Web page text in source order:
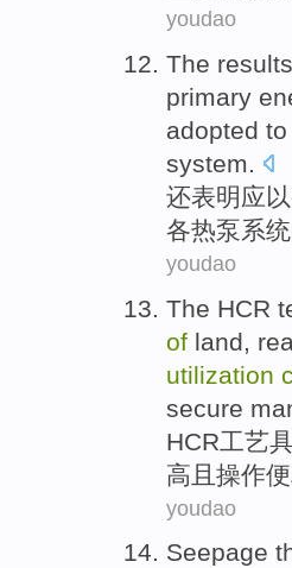
youdao
The results
primary
adopted to
system.
还表明应以
各热泵系统
youdao
The HCR
of land,
utilization
secure
HCR工艺
高且操作
youdao
Seepage